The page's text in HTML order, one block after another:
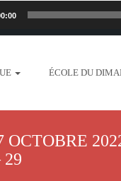
http://
ÉCOLE DU
29